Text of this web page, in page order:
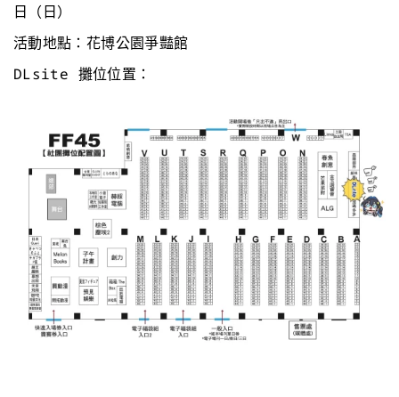
日（日）
活動地點：花博公園爭豔館
DLsite 攤位位置：